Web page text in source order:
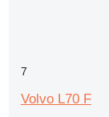
7
Volvo L70 F